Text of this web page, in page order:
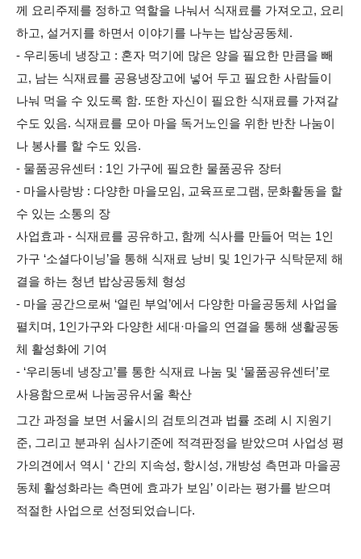
께 요리주제를 정하고 역할을 나눠서 식재료를 가져오고, 요리
하고, 설거지를 하면서 이야기를 나누는 밥상공동체.
- 우리동네 냉장고 : 혼자 먹기에 많은 양을 필요한 만큼을 빼
고, 남는 식재료를 공용냉장고에 넣어 두고 필요한 사람들이
나눠 먹을 수 있도록 함. 또한 자신이 필요한 식재료를 가져갈
수도 있음. 식재료를 모아 마을 독거노인을 위한 반찬 나눔이
나 봉사를 할 수도 있음.
- 물품공유센터 : 1인 가구에 필요한 물품공유 장터
- 마을사랑방 : 다양한 마을모임, 교육프로그램, 문화활동을 할
수 있는 소통의 장
사업효과 - 식재료를 공유하고, 함께 식사를 만들어 먹는 1인
가구 ‘소셜다이닝’을 통해 식재료 낭비 및 1인가구 식탁문제 해
결을 하는 청년 밥상공동체 형성
- 마을 공간으로써 ‘열린 부엌’에서 다양한 마을공동체 사업을
펼치며, 1인가구와 다양한 세대·마을의 연결을 통해 생활공동
체 활성화에 기여
- ‘우리동네 냉장고’를 통한 식재료 나눔 및 ‘물품공유센터’로
사용함으로써 나눔공유서울 확산
그간 과정을 보면 서울시의 검토의견과 법률 조례 시 지원기
준, 그리고 분과위 심사기준에 적격판정을 받았으며 사업성 평
가의견에서 역시 ‘ 간의 지속성, 항시성, 개방성 측면과 마을공
동체 활성화라는 측면에 효과가 보임’ 이라는 평가를 받으며
적절한 사업으로 선정되었습니다.